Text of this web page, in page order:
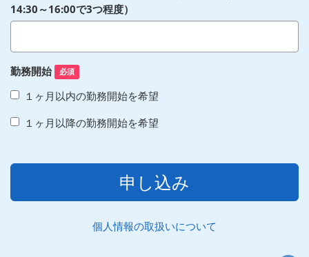
14:30～16:00で3つ程度）
勤務開始 必須
１ヶ月以内の勤務開始を希望
１ヶ月以降の勤務開始を希望
申し込み
個人情報の取扱いについて